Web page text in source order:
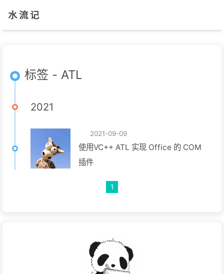
水 流 记
标签 - ATL
2021
2021-09-09
使用VC++ ATL 实现 Office 的 COM
插件
1